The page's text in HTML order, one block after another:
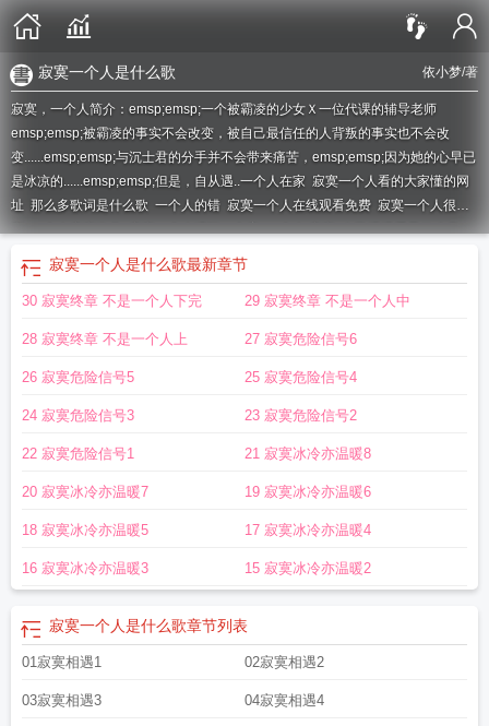
依小梦/著
寂寞一个人是什么歌
寂寞，一个人简介：emsp;emsp;一个被霸凌的少女Ｘ一位代课的辅导老师
emsp;emsp;被霸凌的事实不会改变，被自己最信任的人背叛的事实也不会改
变......emsp;emsp;与沉士君的分手并不会带来痛苦，emsp;emsp;因为她的心早已
是冰凉的......emsp;emsp;但是，自从遇..一个人在家 寂寞一个人看的大家懂的网
址 那么多歌词是什么歌 一个人的错 寂寞一个人在线观看免费 寂寞一个人很寂
寞一个人寂寞歌曲寂寞一个人喝酒。文案一个人 寂寞自己慢慢看是什么意
寂寞一个人的文案 寂寞一个人的生日图片
人生活知道很快乐歌词
观看寂寞一个人寂寞寂寞一个人是什么粤语歌寂寞一个人英文缩写
片伤感寂寞一个人在家无聊的说说 一个人走寂寞的网名
羞羞网站在线观看寂寞一个人的网名 寂寞一个人看的你懂的
下一句是什么寂寞一个人喝酒的句子 寂寞一个人的说说寂寞一个人免费观
看一个人空虚一个人寂寞吗? 寂寞一个人时寂寞一个人是什么歌
片寂寞一个人网名男士 一个人寂寞是什么意思
寂寞一个人是什么歌最新章节
30 寂寞终章 不是一个人下完 29 寂寞终章 不是一个人中
28 寂寞终章 不是一个人上 27 寂寞危险信号6
26 寂寞危险信号5 25 寂寞危险信号4
24 寂寞危险信号3 23 寂寞危险信号2
22 寂寞危险信号1 21 寂寞冰冷亦温暖8
20 寂寞冰冷亦温暖7 19 寂寞冰冷亦温暖6
18 寂寞冰冷亦温暖5 17 寂寞冰冷亦温暖4
16 寂寞冰冷亦温暖3 15 寂寞冰冷亦温暖2
寂寞一个人是什么歌章节列表
01寂寞相遇1 02寂寞相遇2
03寂寞相遇3 04寂寞相遇4